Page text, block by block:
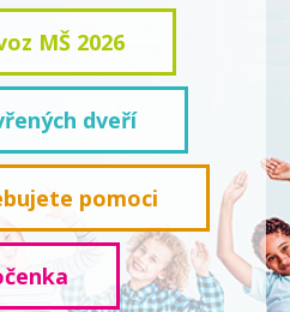
MŠ 2026
dveří
pomoci